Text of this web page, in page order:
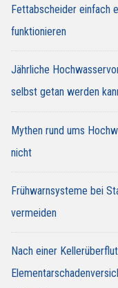
Fettabscheider einfach
funktionieren
Jährliche
selbst getan werden
Mythen rund ums
nicht
Frühwarnsysteme bei
vermeiden
Nach einer